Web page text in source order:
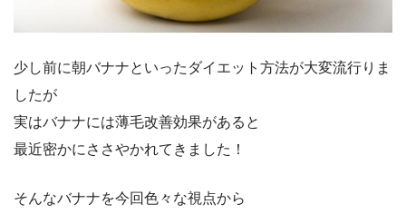
少し前に朝バナナといったダイエット方法が大変流行りま
したが
実はバナナには薄毛改善効果があると
最近密かにささやかれてきました！
そんなバナナを今回色々な視点から